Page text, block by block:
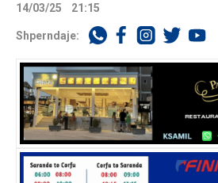
14/03/25 21:15
Shperndaje: